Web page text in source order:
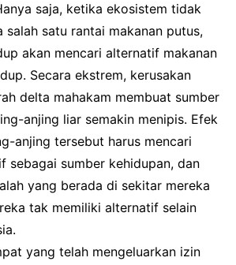
saja, ketika ekosistem tidak
salah satu rantai makanan putus,
akan mencari alternatif makanan
Secara ekstrem, kerusakan
delta mahakam membuat sumber
anjing liar semakin menipis. Efek
anjing tersebut harus mencari
sebagai sumber kehidupan, dan
yang berada di sekitar mereka
tak memiliki alternatif selain
yang telah mengeluarkan izin